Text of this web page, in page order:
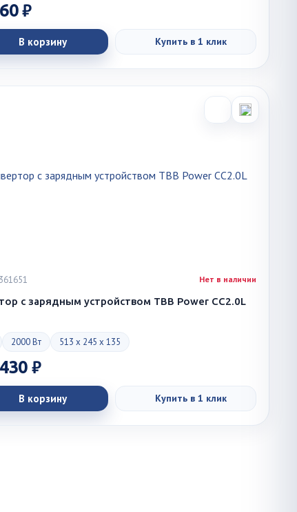
₽
В корзину Купить в 1 клик
Нет в наличии
с зарядным устройством TBB Power CC2.0L
2000 Вт 513 x 245 x 135
₽
В корзину Купить в 1 клик